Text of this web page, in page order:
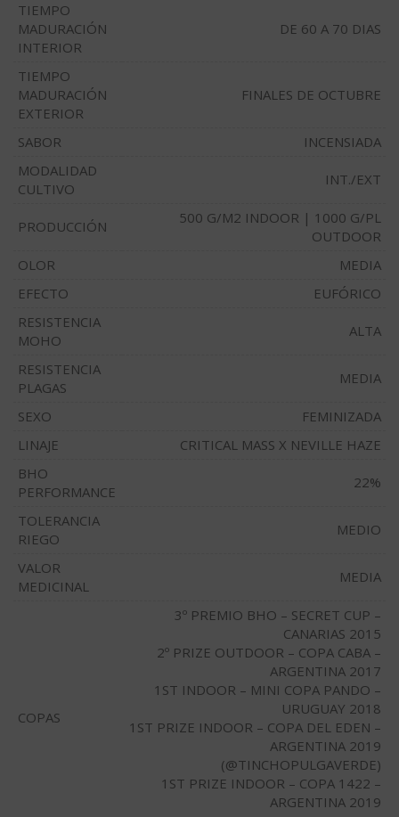
TIEMPO
MADURACIÓN
INTERIOR
DE 60 A 70 DIAS
TIEMPO
MADURACIÓN
EXTERIOR
FINALES DE OCTUBRE
SABOR
INCENSIADA
MODALIDAD
CULTIVO
INT./EXT
PRODUCCIÓN
500 G/M2 INDOOR | 1000 G/PL
OUTDOOR
OLOR
MEDIA
EFECTO
EUFÓRICO
RESISTENCIA
MOHO
ALTA
RESISTENCIA
PLAGAS
MEDIA
SEXO
FEMINIZADA
LINAJE
CRITICAL MASS X NEVILLE HAZE
BHO
PERFORMANCE
22%
TOLERANCIA
RIEGO
MEDIO
VALOR
MEDICINAL
MEDIA
COPAS
3º PREMIO BHO – SECRET CUP –
CANARIAS 2015
2º PRIZE OUTDOOR – COPA CABA –
ARGENTINA 2017
1ST INDOOR – MINI COPA PANDO –
URUGUAY 2018
1ST PRIZE INDOOR – COPA DEL EDEN –
ARGENTINA 2019
(@TINCHOPULGAVERDE)
1ST PRIZE INDOOR – COPA 1422 –
ARGENTINA 2019